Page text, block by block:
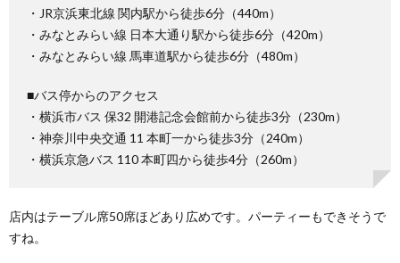
・JR京浜東北線 関内駅から徒歩6分（440m）
・みなとみらい線 日本大通り駅から徒歩6分（420m）
・みなとみらい線 馬車道駅から徒歩6分（480m）
■バス停からのアクセス
・横浜市バス 保32 開港記念会館前から徒歩3分（230m）
・神奈川中央交通 11 本町一から徒歩3分（240m）
・横浜京急バス 110 本町四から徒歩4分（260m）
店内はテーブル席50席ほどあり広めです。パーティーもできそうで
すね。